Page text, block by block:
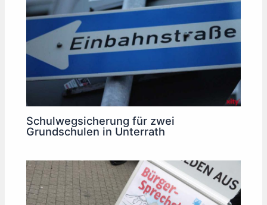
Schulwegsicherung für zwei
Grundschulen in Unterrath